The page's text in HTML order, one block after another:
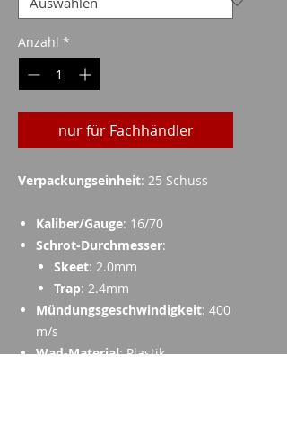
Anzahl *
nur für Fachhändler
Verpackungseinheit: 25 Schuss
Kaliber/Gauge: 16/70
Schrot-Durchmesser:
Skeet: 2.0mm
Trap: 2.4mm
Mündungsgeschwindigkeit: 400
m/s
Wad-Material: Plastik